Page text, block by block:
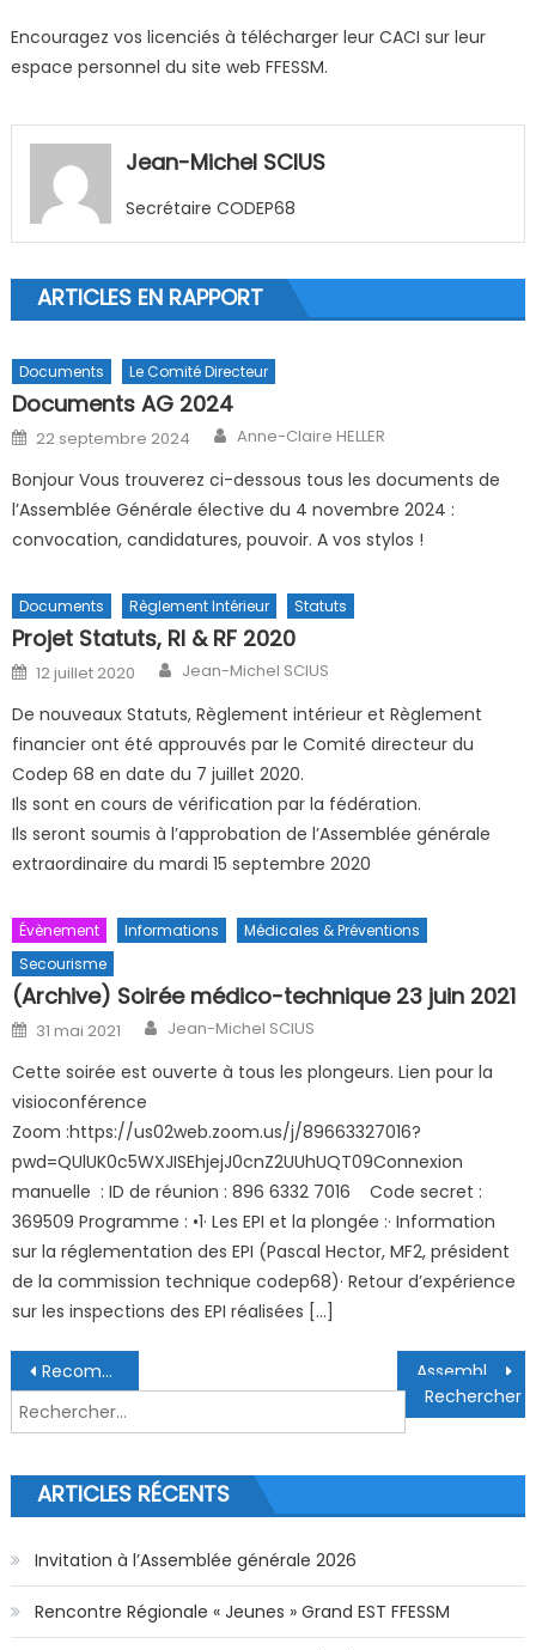
Encouragez vos licenciés à télécharger leur CACI sur leur
espace personnel du site web FFESSM.
Jean-Michel SCIUS
Secrétaire CODEP68
ARTICLES EN RAPPORT
Documents Le Comité Directeur
Documents AG 2024
Posted on
22 septembre 2024 Author
Anne-Claire HELLER
Bonjour Vous trouverez ci-dessous tous les documents de
l’Assemblée Générale élective du 4 novembre 2024 :
convocation, candidatures, pouvoir. A vos stylos !
Documents Règlement Intérieur Statuts
Projet Statuts, RI & RF 2020
Posted on
12 juillet 2020 Author
Jean-Michel SCIUS
De nouveaux Statuts, Règlement intérieur et Règlement
financier ont été approuvés par le Comité directeur du
Codep 68 en date du 7 juillet 2020.
Ils sont en cours de vérification par la fédération.
Ils seront soumis à l’approbation de l’Assemblée générale
extraordinaire du mardi 15 septembre 2020
Évènement Informations
Médicales & Préventions
Secourisme
(Archive) Soirée médico-technique 23 juin 2021
Posted on
31 mai 2021 Author
Jean-Michel SCIUS
Cette soirée est ouverte à tous les plongeurs. Lien pour la
visioconférence
Zoom :https://us02web.zoom.us/j/89663327016?
pwd=QUlUK0c5WXJISEhjejJ0cnZ2UUhUQT09Connexion
manuelle : ID de réunion : 896 6332 7016 Code secret :
369509 Programme : •1· Les EPI et la plongée :· Information
sur la réglementation des EPI (Pascal Hector, MF2, président
de la commission technique codep68)· Retour d’expérience
sur les inspections des EPI réalisées […]
Navigation de l’article
Recommandations GDF
Rechercher :
ARTICLES RÉCENTS
Invitation à l’Assemblée générale 2026
Rencontre Régionale « Jeunes » Grand EST FFESSM